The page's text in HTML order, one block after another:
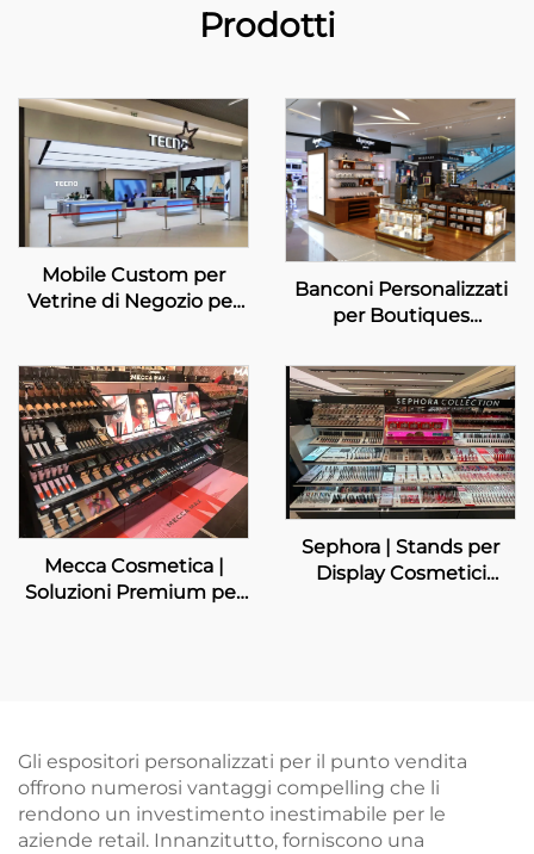
Prodotti
Mobile Custom per
Vetrine di Negozio per
Banconi Personalizzati
per Boutiques
Mecca Cosmetica |
Soluzioni Premium per
Sephora | Stands per
Display Cosmetici
Gli espositori personalizzati per il punto vendita
offrono numerosi vantaggi compelling che li
rendono un investimento inestimabile per le
aziende retail. Innanzitutto, forniscono una